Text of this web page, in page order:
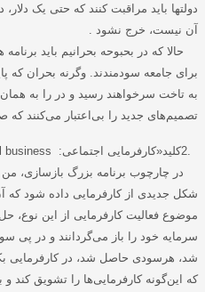
دولتها باید مراقبت کنند که حتی یک
آن نیست، خرج نشود
حالا که در بحبوحه بحرانیم باید
برای جامعه سودمندند. وگرنه بحران که
به تاخت سرخواهند رسید و در را به
تصمیم‌های جدید را بی‌اعتبار می‌کنند که
2.کلید«کارفرمایی اجتماعیbusiness :
در چارچوب برنامه بزرگ بازسازی،
شکل جدیدی از کارفرمایی داده شود که
موضوع فعالیت کارفرمایی از این نوع،
سرمایه خود را باز می‌گردانند و در پی
شد، هرسودی حاصل شد، در کارفرمایی
که این‌گونه کارفرمایی‌ها را تشویق کند